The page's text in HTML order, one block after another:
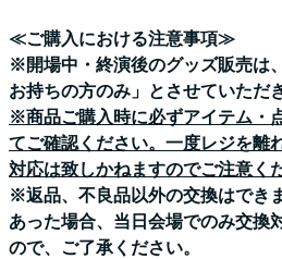
≪ご購入における注意事項≫
※開場中・終演後のグッズ販売は
お持ちの方のみ」とさせていただ
※商品ご購入時に必ずアイテム・
てご確認ください。一度レジを離
対応は致しかねますのでご注意く
※返品、不良品以外の交換はでき
あった場合、当日会場でのみ交換
ので、ご了承ください。